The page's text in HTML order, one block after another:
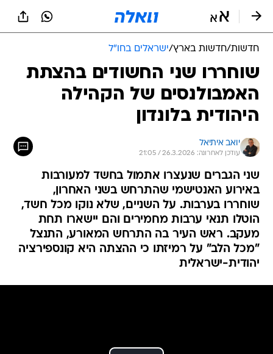
חדשות/חדשות בארץ/ישראלים בחו"ל
שוחררו שני החשודים בהצתת
האמבולנסים של הקהילה
היהודית בלונדון
יואב איתיאל
עודכן לאחרונה: 26.3.2026 / 21:05
שני הגברים שנעצרו אתמול בחשד למעורבות
באירוע האנטישמי שהתרחש בשני האחרון,
שוחררו בערבות. על השניים, שלא נוקו מכל חשד,
הוטלו תנאי ערבות מחמירים והם יישארו תחת
מעקב. ראש העיר בה התרחש המאורע, התנצל
"מכל הלב" על רמיזתו כי ההצתה היא קונספירציה
יהודית-ישראלית